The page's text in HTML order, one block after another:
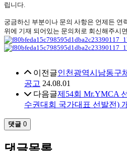
립니다.
궁금하신 부분이나 문의 사항은 언제든 연
위에 기재 되어있는 문의처로 회신해주시
이전글인천광역시남동구
공고 24.08.01
다음글제54회 Mr.YMCA
수권대회 국가대표 선발전)
댓글 0